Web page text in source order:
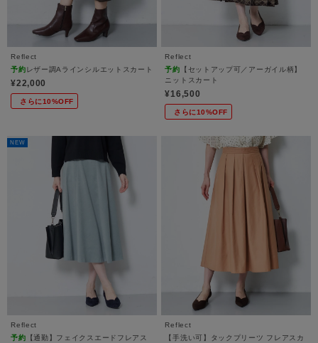
Reflect
予約レザー調Aラインシルエットスカート
¥22,000
さらに10%OFF
Reflect
予約 【セットアップ可／アーガイル柄】
ニットスカート
¥16,500
さらに10%OFF
NEW
Reflect
予約 【通勤】フェイクスエードフレアス
Reflect
【手洗い可】タックプリーツ フレアスカ